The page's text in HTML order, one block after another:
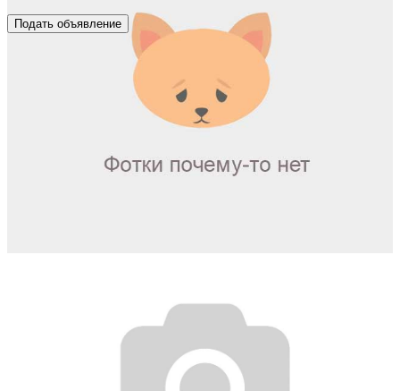
Подать объявление